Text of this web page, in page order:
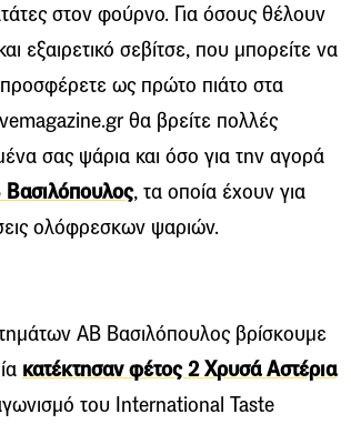
στον φούρνο. Για όσους θέλουν
εξαιρετικό σεβίτσε, που μπορείτε να
προσφέρετε ως πρώτο πιάτο στα
θα βρείτε πολλές
σας ψάρια και όσο για την αγορά
, τα οποία έχουν για
ολόφρεσκων ψαριών.
ΑΒ Βασιλόπουλος βρίσκουμε
κατέκτησαν φέτος 2 Χρυσά Αστέρια
του International Taste